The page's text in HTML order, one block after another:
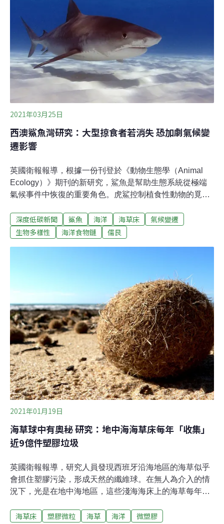
底剩下多少海草床這樣基本的問題。」羅蘭茲正在幫助塞
席爾政府繪製該島國海域內的海草床並估算其儲存的碳
量。想要藉由減碳獲得碳權的國家可以彙整其海草和海草
所儲存的碳，之後可以在公開市場上交易。
2021年03月25日
西澳鯊魚灣研究：大型掠食者若消失 恐加劇氣候變
遷影響
英國衛報報導，根據一份刊登於《動物生態學（Animal
Ecology）》期刊的新研究，鯊魚是幫助生態系統從極端
氣候事件中恢復的重要角色。虎鯊控制植食性動物的覓食
（Shark Bay）中的虎鯊會影響當地值食性動物，例如儒
艮和海龜在海草床上的覓食行為，減少覓食行為的破壞
深度低碳新聞 鯊魚 海洋 海草床
氣候變遷
生物多樣性
海洋食物鏈 儒艮
2021年01月19日
海草球中有奧秘 研究：地中海海草床每年「收集」
近9億件塑膠垃圾
英國衛報報導，研究人員發現西班牙沿海地區的海草似乎
會抓住塑膠污染，形成天然的纖維球。在無人為介入的情
況下，光是在地中海地區，這些淺海海床上的海草每年可
（Scientific Reports）》。海洋塑膠碎片 不斷被清理出來
海草床 塑膠微粒 海草 海洋 微塑膠